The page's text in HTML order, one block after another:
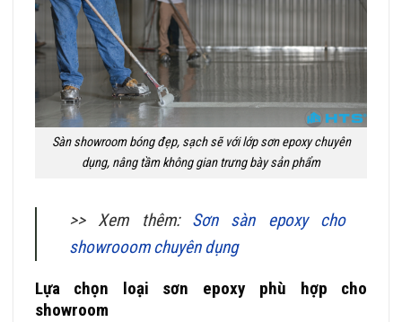
Sàn showroom bóng đẹp, sạch sẽ với lớp sơn epoxy chuyên
dụng, nâng tầm không gian trưng bày sản phẩm
>> Xem thêm: Sơn sàn epoxy cho
showrooom chuyên dụng
Lựa chọn loại sơn epoxy phù hợp cho
showroom